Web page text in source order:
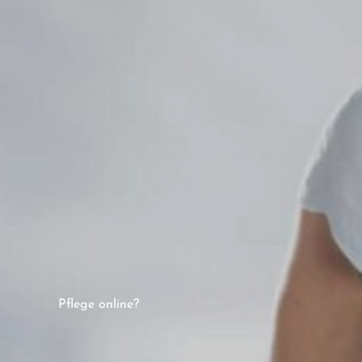
Pflege online?